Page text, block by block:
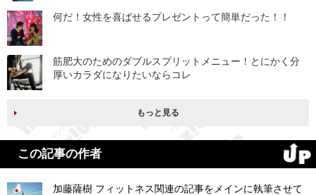
何だ！女性を喜ばせるプレゼントって簡単だった！！
筋肥大のためのダブルスプリットメニュー！とにかく分
厚いカラダになりたいならコレ
もっと見る
この記事の作者
加藤薩樹 フィットネス関連の記事をメインに執筆させて